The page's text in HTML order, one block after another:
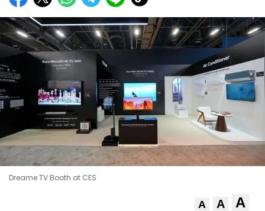
Dreame TV Booth at CES
A A A